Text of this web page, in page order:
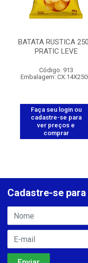
BATATA RUSTICA
PRATIC LEVE
Código: 913
Embalagem:
Faça seu login ou
cadastre-se para
ver preços e
comprar
Cadastre-se